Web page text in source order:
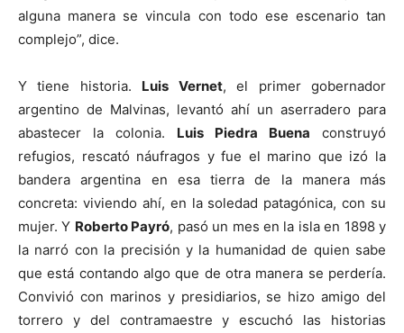
alguna manera se vincula con todo ese escenario tan
complejo”, dice.
Y tiene historia. Luis Vernet, el primer gobernador
argentino de Malvinas, levantó ahí un aserradero para
abastecer la colonia. Luis Piedra Buena construyó
refugios, rescató náufragos y fue el marino que izó la
bandera argentina en esa tierra de la manera más
concreta: viviendo ahí, en la soledad patagónica, con su
mujer. Y Roberto Payró, pasó un mes en la isla en 1898 y
la narró con la precisión y la humanidad de quien sabe
que está contando algo que de otra manera se perdería.
Convivió con marinos y presidiarios, se hizo amigo del
torrero y del contramaestre y escuchó las historias